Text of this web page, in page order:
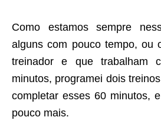
Como estamos sempre
alguns com pouco tempo, ou
treinador e que trabalham
minutos, programei dois
completar esses 60 minutos,
pouco mais.